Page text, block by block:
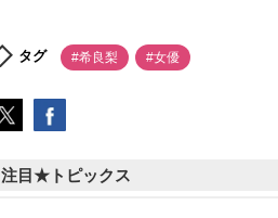
タグ #希良梨 #女優
注目★トピックス